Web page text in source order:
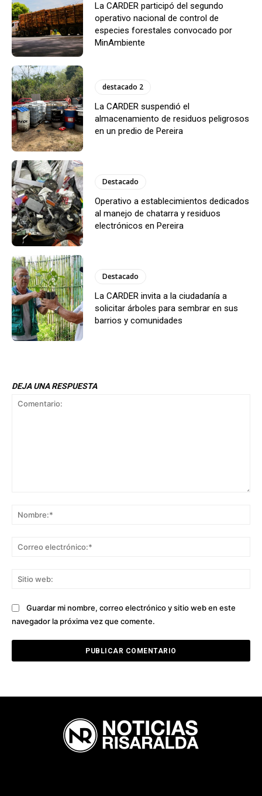
La CARDER participó del segundo
operativo nacional de control de
especies forestales convocado por
MinAmbiente
destacado 2
La CARDER suspendió el
almacenamiento de residuos peligrosos
en un predio de Pereira
Destacado
Operativo a establecimientos dedicados
al manejo de chatarra y residuos
electrónicos en Pereira
Destacado
La CARDER invita a la ciudadanía a
solicitar árboles para sembrar en sus
barrios y comunidades
DEJA UNA RESPUESTA
Guardar mi nombre, correo electrónico y sitio web en este
navegador la próxima vez que comente.